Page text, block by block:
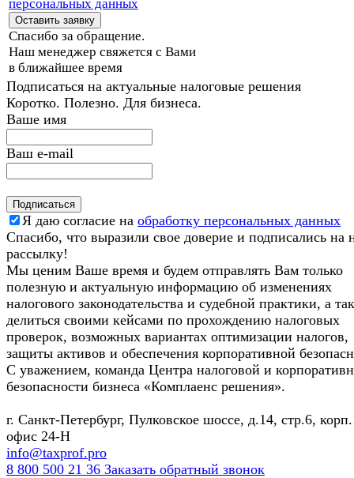
персональных данных
Спасибо за обращение.
Наш менеджер свяжется с Вами
в ближайшее время
Подписаться на актуальные налоговые решения
Коротко. Полезно. Для бизнеса.
Ваше имя
Ваш e-mail
Я даю согласие на обработку персональных данных
Спасибо, что выразили свое доверие и подписались на
рассылку!
Мы ценим Ваше время и будем отправлять Вам только
полезную и актуальную информацию об изменениях
налогового законодательства и судебной практики, а
делиться своими кейсами по прохождению налоговых
проверок, возможных вариантах оптимизации налогов,
защиты активов и обеспечения корпоративной
С уважением, команда Центра налоговой и
безопасности бизнеса «Комплаенс решения».
г. Санкт-Петербург, Пулковское шоссе, д.14, стр.6,
офис 24-Н
info@taxprof.pro
8 800 500 21 36 Заказать обратный звонок